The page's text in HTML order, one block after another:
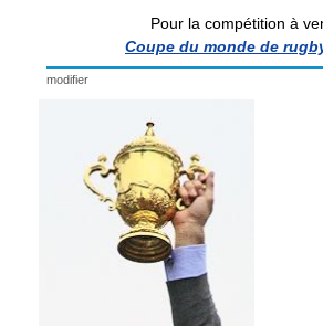
Pour la compétition à
Coupe du monde de
modifier